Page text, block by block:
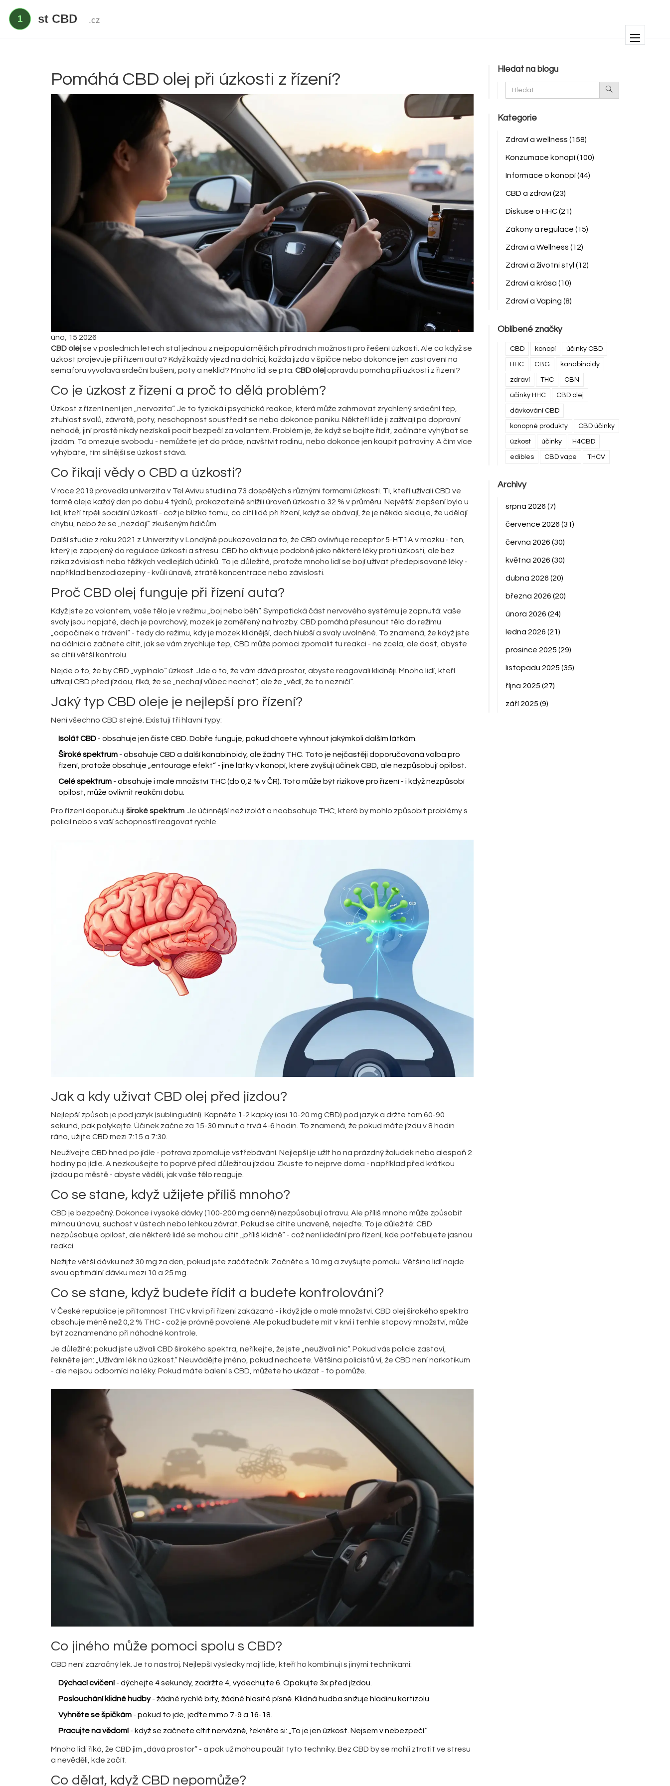
Pomáhá CBD olej při úzkosti z řízení?
úno, 15 2026
CBD olejse v posledních letech stal jednou z nejpopulárnějších přírodních možností pro řešení úzkosti. Ale co když se
úzkost projevuje při řízení auta? Když každý vjezd na dálnici, každá jízda v špičce nebo dokonce jen zastavení na
semaforu vyvolává srdeční bušení, poty a neklid? Mnoho lidí se ptá: CBD olejopravdu pomáhá při úzkosti z řízení?
Co je úzkost z řízení a proč to dělá problém?
Úzkost z řízení není jen „nervozita“. Je to fyzická i psychická reakce, která může zahrnovat zrychlený srdeční tep,
ztuhlost svalů, závratě, poty, neschopnost soustředit se nebo dokonce paniku. Někteří lidé ji zažívají po dopravní
nehodě, jiní prostě nikdy nezískali pocit bezpečí za volantem. Problém je, že když se bojíte řídit, začínáte vyhýbat se
jízdám. To omezuje svobodu - nemůžete jet do práce, navštívit rodinu, nebo dokonce jen koupit potraviny. A čím více
vyhýbáte, tím silnější se úzkost stává.
Co říkají vědy o CBD a úzkosti?
V roce 2019 provedla univerzita v Tel Avivu studii na 73 dospělých s různými formami úzkosti. Ti, kteří užívali CBD ve
formě oleje každý den po dobu 4 týdnů, prokazatelně snížili úroveň úzkosti o 32 % v průměru. Největší zlepšení bylo u
lidí, kteří trpěli sociální úzkostí - což je blízko tomu, co cítí lidé při řízení, když se obávají, že je někdo sleduje, že udělají
chybu, nebo že se „nezdají“ zkušeným řidičům.
Další studie z roku 2021 z Univerzity v Londýně poukazovala na to, že CBD ovlivňuje receptor 5-HT1A v mozku - ten,
který je zapojený do regulace úzkosti a stresu. CBD ho aktivuje podobně jako některé léky proti úzkosti, ale bez
rizika závislosti nebo těžkých vedlejších účinků. To je důležité, protože mnoho lidí se bojí užívat předepisované léky -
například benzodiazepiny - kvůli únavě, ztrátě koncentrace nebo závislosti.
Proč CBD olej funguje při řízení auta?
Když jste za volantem, vaše tělo je v režimu „boj nebo běh“. Sympatická část nervového systému je zapnutá: vaše
svaly jsou napjaté, dech je povrchový, mozek je zaměřený na hrozby. CBD pomáhá přesunout tělo do režimu
„odpočinek a trávení“ - tedy do režimu, kdy je mozek klidnější, dech hlubší a svaly uvolněné. To znamená, že když jste
na dálnici a začnete cítit, jak se vám zrychluje tep, CBD může pomoci zpomalit tu reakci - ne zcela, ale dost, abyste
se cítili větší kontrolu.
Nejde o to, že by CBD „vypínalo“ úzkost. Jde o to, že vám dává prostor, abyste reagovali klidněji. Mnoho lidí, kteří
užívají CBD před jízdou, říká, že se „nechají vůbec nechat“, ale že „vědí, že to nezničí“.
Jaký typ CBD oleje je nejlepší pro řízení?
Není všechno CBD stejné. Existují tři hlavní typy:
Isolát CBD - obsahuje jen čisté CBD. Dobře funguje, pokud chcete vyhnout jakýmkoli dalším látkám.
Široké spektrum - obsahuje CBD a další kanabinoidy, ale žádný THC. Toto je nejčastěji doporučovaná volba pro
řízení, protože obsahuje „entourage efekt“ - jiné látky v konopí, které zvyšují účinek CBD, ale nezpůsobují opilost.
Celé spektrum - obsahuje i malé množství THC (do 0,2 % v ČR). Toto může být rizikové pro řízení - i když nezpůsobí
opilost, může ovlivnit reakční dobu.
Pro řízení doporučuji široké spektrum . Je účinnější než izolát a neobsahuje THC, které by mohlo způsobit problémy s
policií nebo s vaší schopností reagovat rychle.
Jak a kdy užívat CBD olej před jízdou?
Nejlepší způsob je pod jazyk (sublinguální). Kapněte 1-2 kapky (asi 10-20 mg CBD) pod jazyk a držte tam 60-90
sekund, pak polykejte. Účinek začne za 15-30 minut a trvá 4-6 hodin. To znamená, že pokud máte jízdu v 8 hodin
ráno, užijte CBD mezi 7:15 a 7:30.
Neužívejte CBD hned po jídle - potrava zpomaluje vstřebávání. Nejlepší je užít ho na prázdný žaludek nebo alespoň 2
hodiny po jídle. A nezkoušejte to poprvé před důležitou jízdou. Zkuste to nejprve doma - například před krátkou
jízdou po městě - abyste věděli, jak vaše tělo reaguje.
Co se stane, když užijete příliš mnoho?
CBD je bezpečný. Dokonce i vysoké dávky (100-200 mg denně) nezpůsobují otravu. Ale příliš mnoho může způsobit
mírnou únavu, suchost v ústech nebo lehkou závrat. Pokud se cítíte unaveně, nejeďte. To je důležité: CBD
nezpůsobuje opilost, ale některé lidé se mohou cítit „příliš klidně“ - což není ideální pro řízení, kde potřebujete jasnou
reakci.
Nežijte větší dávku než 30 mg za den, pokud jste začátečník. Začněte s 10 mg a zvyšujte pomalu. Většina lidí najde
svou optimální dávku mezi 10 a 25 mg.
Co se stane, když budete řídit a budete kontrolováni?
V České republice je přítomnost THC v krvi při řízení zakázaná - i když jde o malé množství. CBD olej širokého spektra
obsahuje méně než 0,2 % THC - což je právně povolené. Ale pokud budete mít v krvi i tenhle stopový množství, může
být zaznamenáno při náhodné kontrole.
Je důležité: pokud jste užívali CBD širokého spektra, neříkejte, že jste „neužívali nic“. Pokud vás policie zastaví,
řekněte jen: „Užívám lék na úzkost.“ Neuvádějte jméno, pokud nechcete. Většina policistů ví, že CBD není narkotikum
- ale nejsou odborníci na léky. Pokud máte balení s CBD, můžete ho ukázat - to pomůže.
Co jiného může pomoci spolu s CBD?
CBD není zázračný lék. Je to nástroj. Nejlepší výsledky mají lidé, kteří ho kombinují s jinými technikami:
Dýchací cvičení- dýchejte 4 sekundy, zadržte 4, vydechujte 6. Opakujte 3x před jízdou.
Poslouchání klidné hudby- žádné rychlé bity, žádné hlasité písně. Klidná hudba snižuje hladinu kortizolu.
Vyhněte se špičkám - pokud to jde, jeďte mimo 7-9 a 16-18.
Pracujte na vědomí- když se začnete cítit nervózně, řekněte si: „To je jen úzkost. Nejsem v nebezpečí.“
Mnoho lidí říká, že CBD jim „dává prostor“ - a pak už mohou použít tyto techniky. Bez CBD by se mohli ztratit ve stresu
a nevěděli, kde začít.
Co dělat, když CBD nepomůže?
Hledat na blogu
Kategorie
Zdraví a wellness (158)
Konzumace konopí(100)
Informace o konopí(44)
CBD a zdraví(23)
Diskuse o HHC(21)
Zákony a regulace (15)
Zdraví a Wellness (12)
Zdraví a životní styl (12)
Zdraví a krása (10)
Zdraví a Vaping (8)
Oblíbené značky
CBD konopí účinky CBD
HHC CBG kanabinoidy
zdraví THC CBN
účinky HHC CBD olej
dávkování CBD
konopné produkty CBD účinky
úzkost účinky H4CBD
edibles CBD vape THCV
Archivy
srpna 2026 (7)
července 2026 (31)
června 2026 (30)
května 2026 (30)
dubna 2026 (20)
března 2026 (20)
února 2026 (24)
ledna 2026 (21)
prosince 2025 (29)
listopadu 2025 (35)
října 2025 (27)
září 2025 (9)